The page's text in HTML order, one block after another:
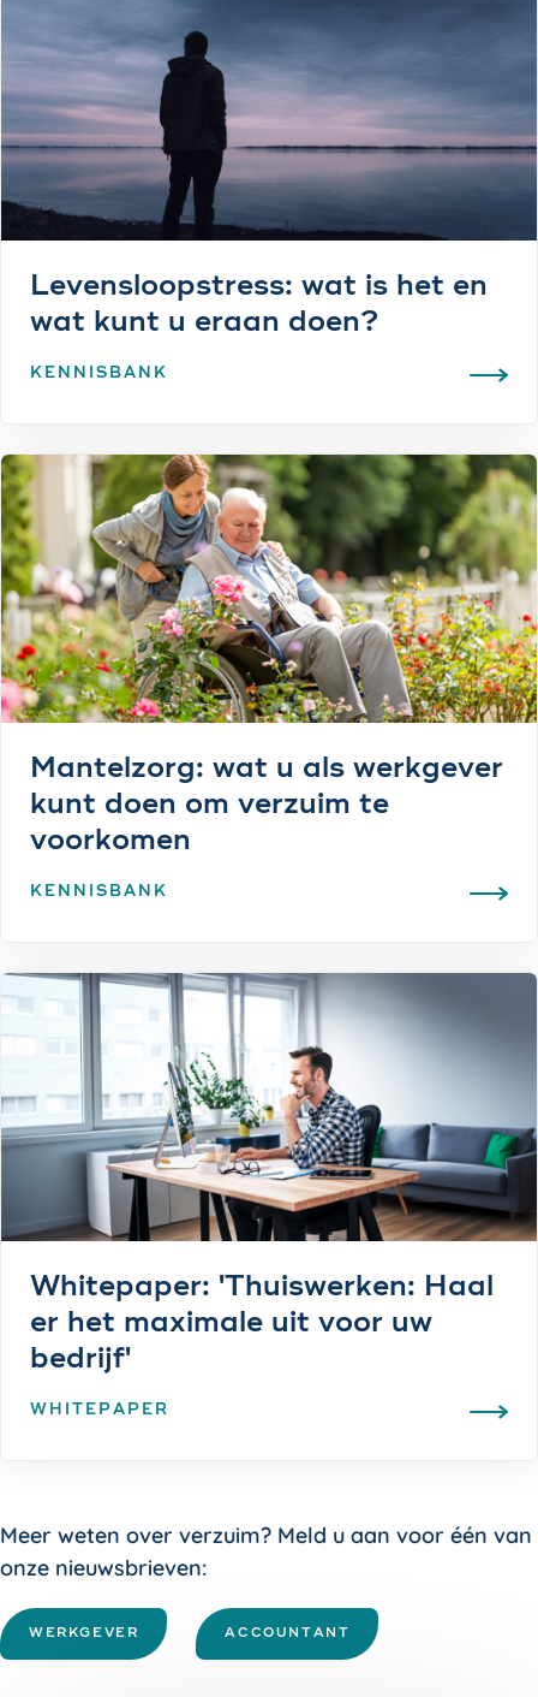
Levensloopstress: wat is het en
wat kunt u eraan doen?
KENNISBANK
Mantelzorg: wat u als werkgever
kunt doen om verzuim te
voorkomen
KENNISBANK
Whitepaper: 'Thuiswerken: Haal
er het maximale uit voor uw
bedrijf'
WHITEPAPER
Meer weten over verzuim? Meld u aan voor één van
onze nieuwsbrieven:
WERKGEVER ACCOUNTANT